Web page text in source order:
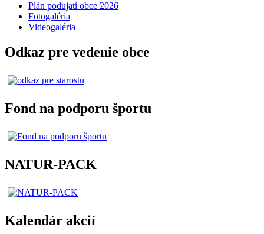
Plán podujatí obce 2026
Fotogaléria
Videogaléria
Odkaz pre vedenie obce
Fond na podporu športu
NATUR-PACK
Kalendár akcií